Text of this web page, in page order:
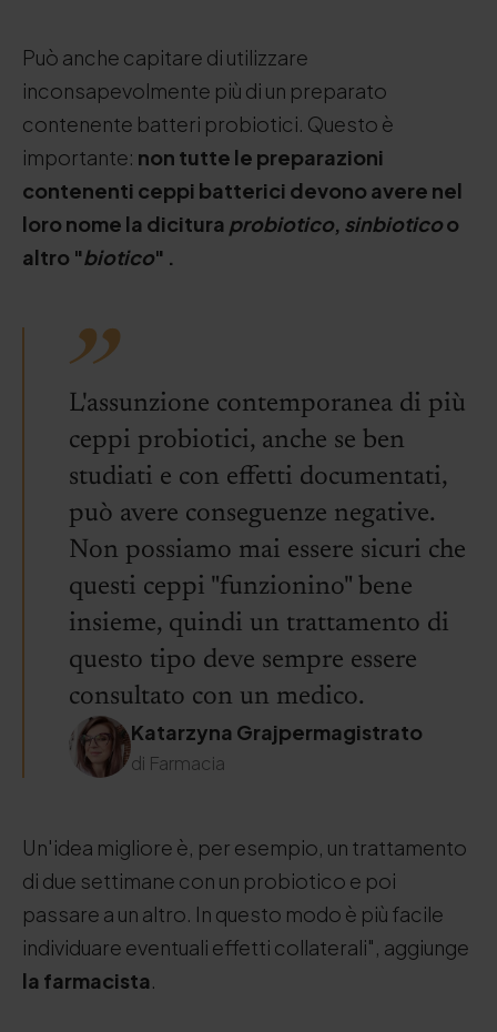
Può anche capitare di utilizzare
inconsapevolmente più di un preparato
contenente batteri probiotici. Questo è
importante: non tutte le preparazioni
contenenti ceppi batterici devono avere nel
loro nome la dicitura probiotico, sinbioticoo
altro "biotico" .
L'assunzione contemporanea di più
ceppi probiotici, anche se ben
studiati e con effetti documentati,
può avere conseguenze negative.
Non possiamo mai essere sicuri che
questi ceppi "funzionino" bene
insieme, quindi un trattamento di
questo tipo deve sempre essere
consultato con un medico.
Katarzyna Grajpermagistrato
di Farmacia
Un'idea migliore è, per esempio, un trattamento
di due settimane con un probiotico e poi
passare a un altro. In questo modo è più facile
individuare eventuali effetti collaterali", aggiunge
la farmacista.